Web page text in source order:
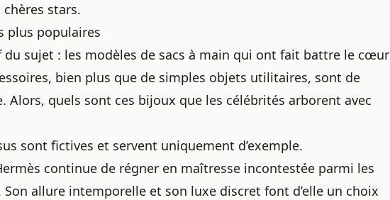
stars.
plus populaires
du sujet : les modèles de sacs à main qui ont fait battre le cœur
bien plus que de simples objets utilitaires, sont de
Alors, quels sont ces bijoux que les célébrités arborent avec
sont fictives et servent uniquement d’exemple.
continue de régner en maîtresse incontestée parmi les
Son allure intemporelle et son luxe discret font d’elle un choix